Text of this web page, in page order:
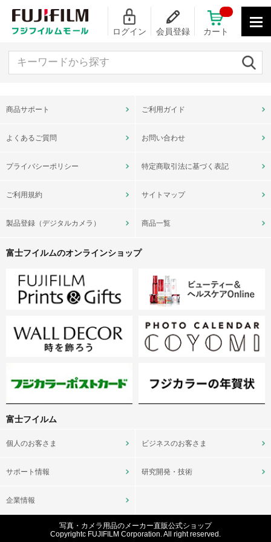
ログイン 会員登録
商品サポート ご利用ガイド
よくあるご質問 お問い合わせ
プライバシーポリシー 特定商取引法に基づく表記
ご利用規約 サイトマップ
製品登録（デジタルカメラ） 商品一覧
富士フイルムのオンラインショップ
富士フイルム
個人のお客さま ビジネスのお客さま
サポート情報 研究開発・技術
企業情報
写真・カメラ用品のメーカー直販公式ショップ
Copyrightc FUJIFILM Corporation. All right reserved.